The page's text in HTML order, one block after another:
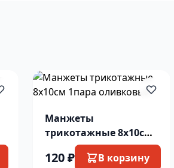
Манжеты
трикотажные 8х10см
1пара оливковый
120 ₽ В корзину